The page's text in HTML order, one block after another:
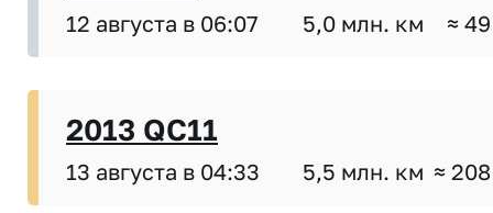
12 августа в 06:07 5,0 млн. км ≈
2013 QC11
13 августа в 04:33 5,5 млн. км ≈